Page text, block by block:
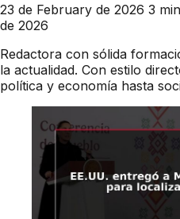
23 de February de 2026 3 min
de 2026
Redactora con sólida
la actualidad. Con estilo
política y economía hasta